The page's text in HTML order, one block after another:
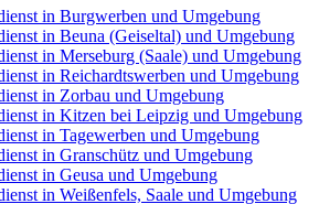
in Burgwerben und Umgebung
in Beuna (Geiseltal) und Umgebung
in Merseburg (Saale) und Umgebung
in Reichardtswerben und Umgebung
in Zorbau und Umgebung
in Kitzen bei Leipzig und Umgebung
in Tagewerben und Umgebung
in Granschütz und Umgebung
in Geusa und Umgebung
in Weißenfels, Saale und Umgebung